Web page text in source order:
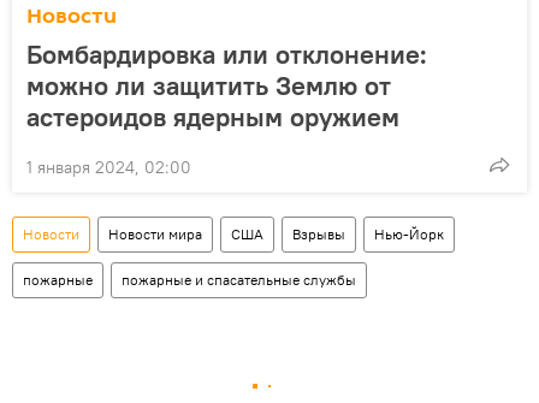
Новости
Бомбардировка или отклонение:
можно ли защитить Землю от
астероидов ядерным оружием
1 января 2024, 02:00
Новости Новости мира США Взрывы Нью-Йорк
пожарные пожарные и спасательные службы